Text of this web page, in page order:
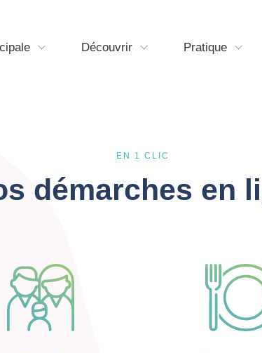
Découvrir Pratique
EN 1 CLIC
démarches en